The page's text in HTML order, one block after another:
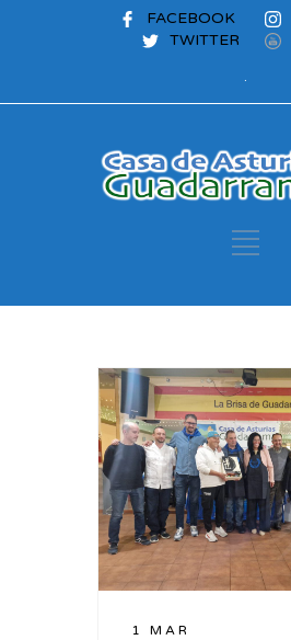
FACEBOOK
TWITTER
.
1 MAR